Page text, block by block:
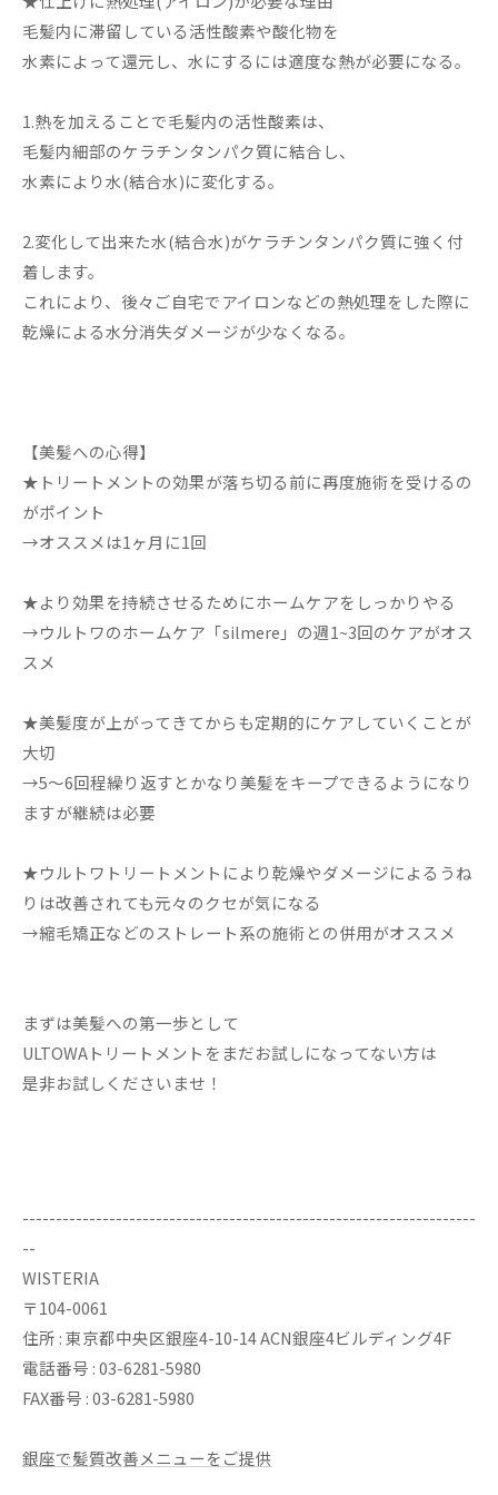
毛髪内に滞留している活性酸素や酸化物を
水素によって還元し、水にするには適度な熱が必要になる。
1.熱を加えることで毛髪内の活性酸素は、
毛髪内細部のケラチンタンパク質に結合し、
水素により水(結合水)に変化する。
2.変化して出来た水(結合水)がケラチンタンパク質に強く付
着します。
これにより、後々ご自宅でアイロンなどの熱処理をした際に
乾燥による水分消失ダメージが少なくなる。
【美髪への心得】
★トリートメントの効果が落ち切る前に再度施術を受けるの
がポイント
→オススメは1ヶ月に1回
★より効果を持続させるためにホームケアをしっかりやる
→ウルトワのホームケア「silmere」の週1~3回のケアがオス
スメ
★美髪度が上がってきてからも定期的にケアしていくことが
大切
→5～6回程繰り返すとかなり美髪をキープできるようになり
ますが継続は必要
★ウルトワトリートメントにより乾燥やダメージによるうね
りは改善されても元々のクセが気になる
→縮毛矯正などのストレート系の施術との併用がオススメ
まずは美髪への第一歩として
ULTOWAトリートメントをまだお試しになってない方は
是非お試しくださいませ！
--------------------------------------------------------------------
--
WISTERIA
〒104-0061
住所 : 東京都中央区銀座4-10-14 ACN銀座4ビルディング4F
電話番号 : 03-6281-5980
FAX番号 : 03-6281-5980
銀座で髪質改善メニューをご提供